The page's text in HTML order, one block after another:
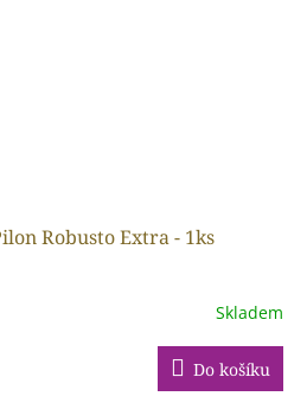
Robusto Extra - 1ks
Skladem
Do košíku